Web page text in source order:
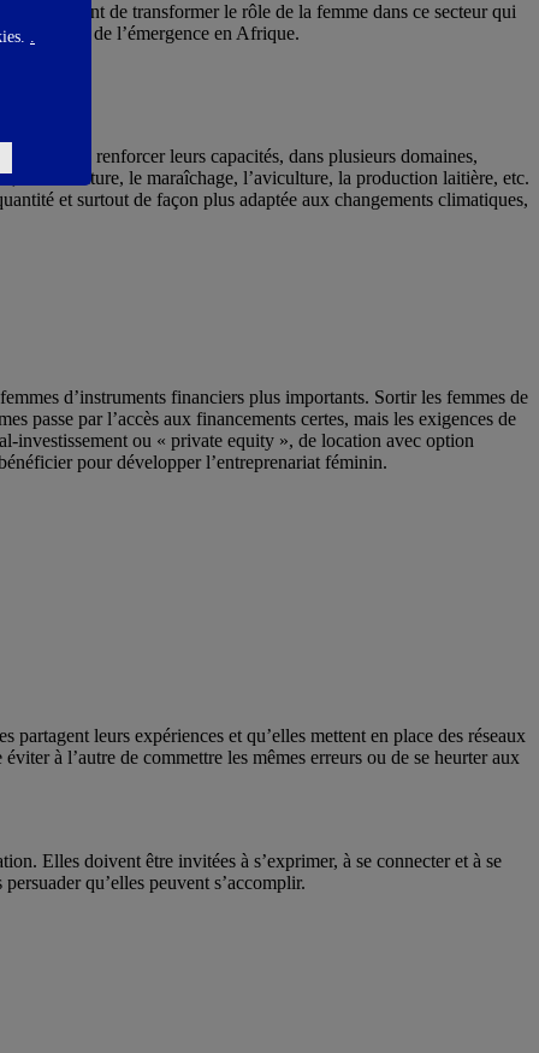
important de transformer le rôle de la femme dans ce secteur qui
moteurs de l’émergence en Afrique.
de renforcer leurs capacités, dans plusieurs domaines,
l’horticulture, le maraîchage, l’aviculture, la production laitière, etc.
et surtout de façon plus adaptée aux changements climatiques,
d’instruments financiers plus importants. Sortir les femmes de
passe par l’accès aux financements certes, mais les exigences de
investissement ou « private equity », de location avec option
pour développer l’entreprenariat féminin.
leurs expériences et qu’elles mettent en place des réseaux
à l’autre de commettre les mêmes erreurs ou de se heurter aux
Elles doivent être invitées à s’exprimer, à se connecter et à se
qu’elles peuvent s’accomplir.
.